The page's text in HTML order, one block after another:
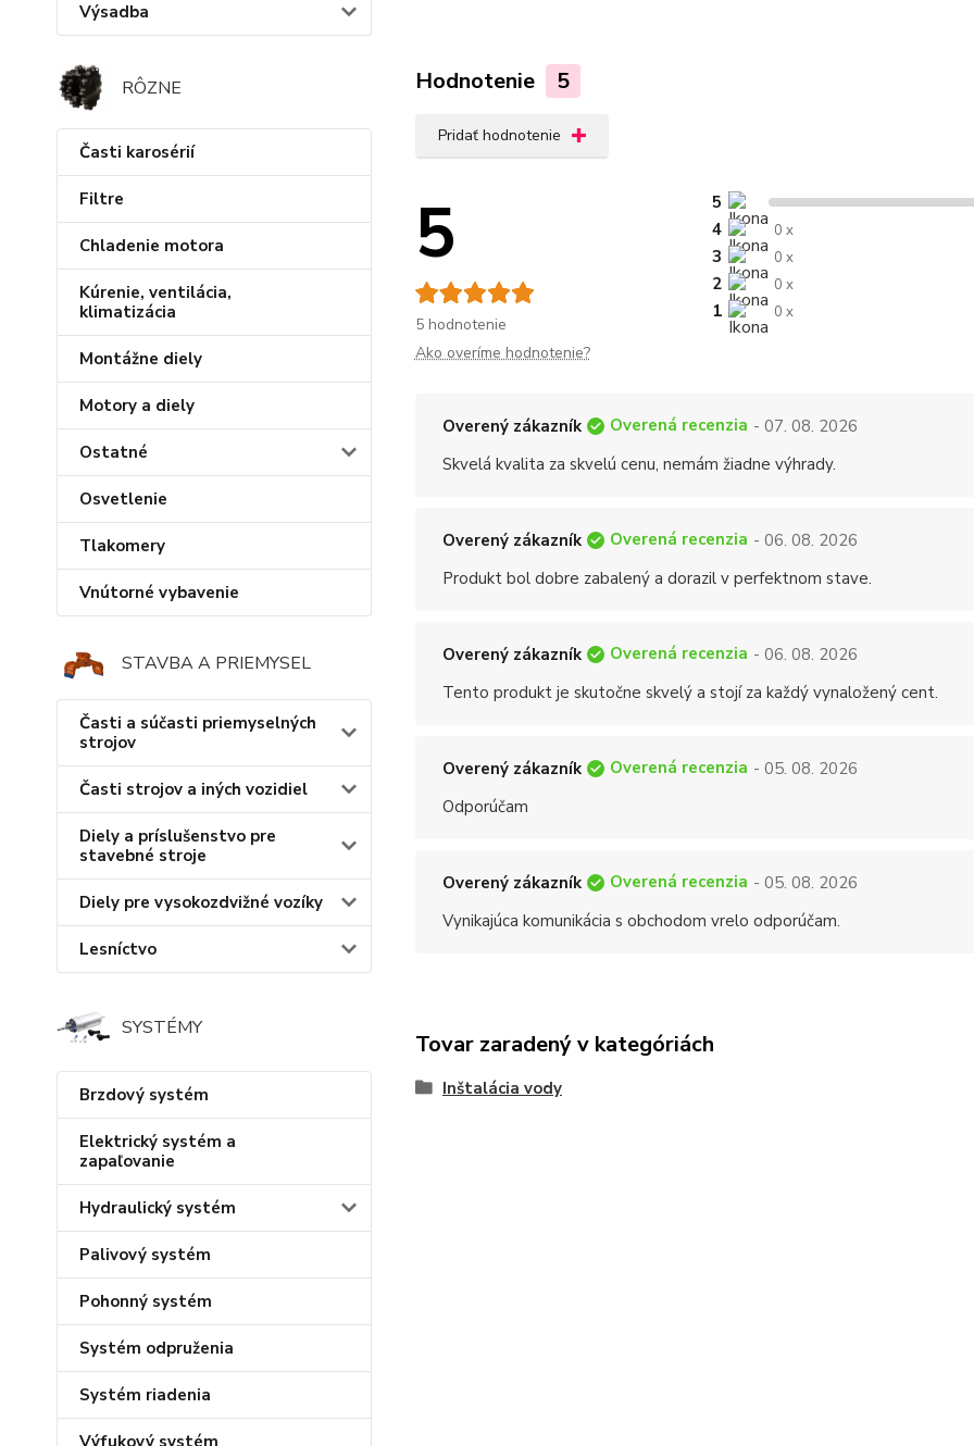
Výsadba
RÔZNE
Časti karosérií
Filtre
Chladenie motora
Kúrenie, ventilácia,
klimatizácia
Montážne diely
Motory a diely
Ostatné
Osvetlenie
Tlakomery
Vnútorné vybavenie
STAVBA A PRIEMYSEL
Časti a súčasti priemyselných
strojov
Časti strojov a iných vozidiel
Diely a príslušenstvo pre
stavebné stroje
Diely pre vysokozdvižné vozíky
Lesníctvo
SYSTÉMY
Brzdový systém
Elektrický systém a
zapaľovanie
Hydraulický systém
Palivový systém
Pohonný systém
Systém odpruženia
Systém riadenia
Hodnotenie 5
Pridať hodnotenie
5
5 hodnotenie
5
4
0 x
3 0 x
2 0 x
1 0 x
Ako overíme hodnotenie?
Overený zákazník Overená recenzia - 07. 08. 2026
Skvelá kvalita za skvelú cenu, nemám žiadne výhrady.
Overený zákazník Overená recenzia - 06. 08. 2026
Produkt bol dobre zabalený a dorazil v perfektnom stave.
Overený zákazník Overená recenzia - 06. 08. 2026
Tento produkt je skutočne skvelý a stojí za každý vynaložený cent.
Overený zákazník Overená recenzia - 05. 08. 2026
Odporúčam
Overený zákazník Overená recenzia - 05. 08. 2026
Vynikajúca komunikácia s obchodom vrelo odporúčam.
Tovar zaradený v kategóriách
Inštalácia vody